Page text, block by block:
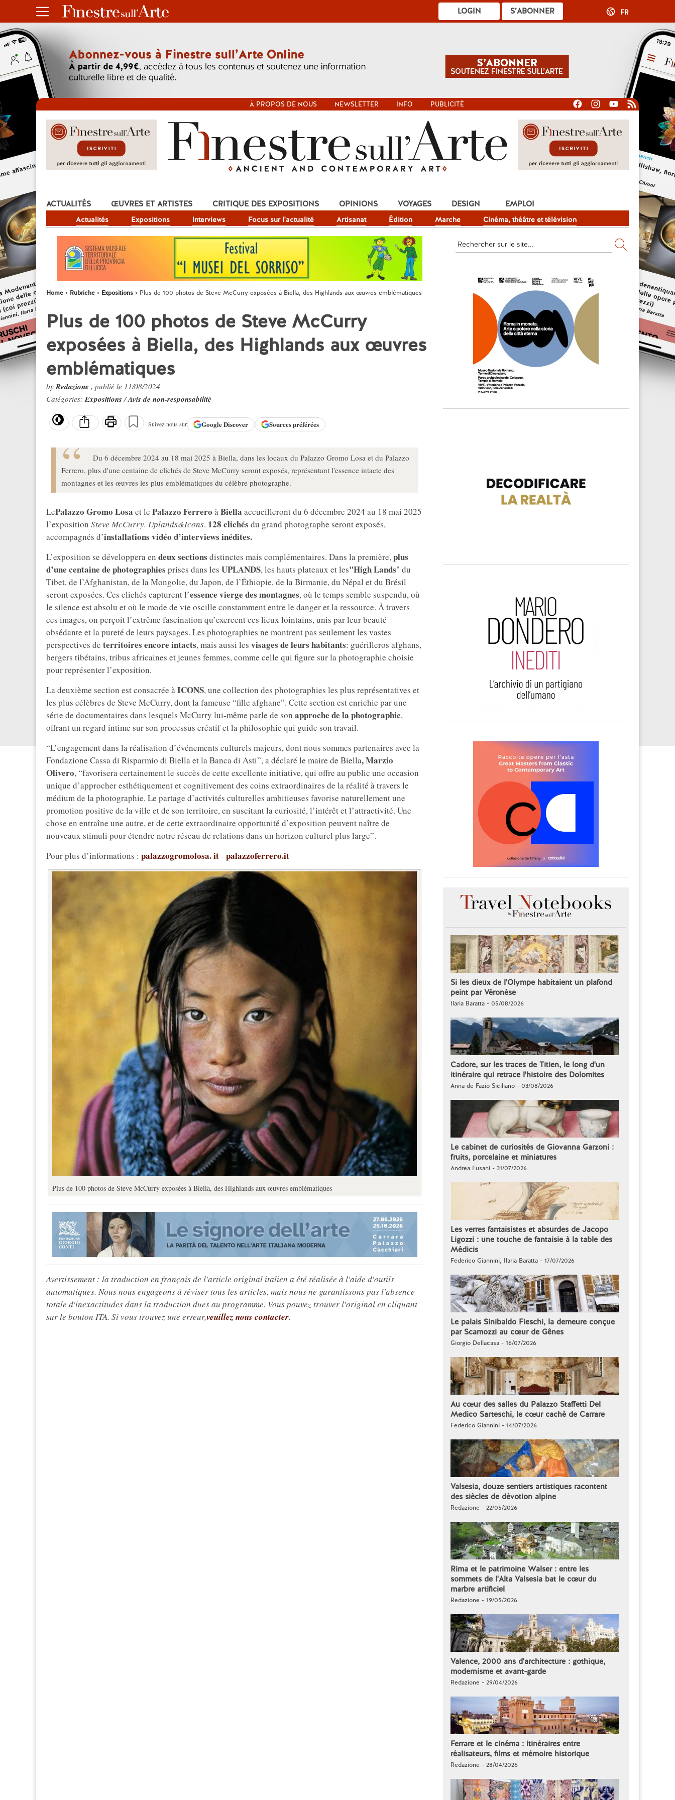
S’ABONNER
LOGIN FR
À PROPOS DE NOUS NEWSLETTER INFO PUBLICITÉ
ACTUALITÉS
Actualités Expositions Interviews Focus sur l'actualité Artisanat Édition Marche Cinéma, théâtre et télévision
ŒUVRES ET ARTISTES CRITIQUE DES EXPOSITIONS OPINIONS VOYAGES DESIGN EMPLOI
Home Rubriche Expositions Plus de 100 photos de Steve McCurry exposées à Biella, des Highlands aux œuvres emblématiques
Plus de 100 photos de Steve McCurry
exposées à Biella, des Highlands aux œuvres
emblématiques
byRedazione , publié le 11/08/2024
Catégories:Expositions/Avis de non-responsabilité
Suivez-nous sur GoogleDiscover Sources préférées
Du 6 décembre 2024 au 18 mai 2025 à Biella, dans les locaux du Palazzo Gromo Losa et du Palazzo
Ferrero, plus d'une centaine de clichés de Steve McCurry seront exposés, représentant l'essence intacte des
montagnes et les œuvres les plus emblématiques du célèbre photographe.
LePalazzo Gromo Losa et le Palazzo Ferrero àBiella accueilleront du 6 décembre 2024 au 18 mai 2025
l’exposition Steve McCurry. Uplands&Icons. 128 clichés du grand photographe seront exposés,
accompagnés d’installations vidéo d’interviews inédites.
L’exposition se développera en deux sections distinctes mais complémentaires. Dans la première,plus
d’une centaine de photographies prises dans les UPLANDS, les hauts plateaux et les"High Lands" du
Tibet, de l’Afghanistan, de la Mongolie, du Japon, de l’Éthiopie, de la Birmanie, du Népal et du Brésil
seront exposées. Ces clichés capturent l’essence vierge des montagnes, où le temps semble suspendu, où
le silence est absolu et où le mode de vie oscille constamment entre le danger et la ressource. À travers
ces images, on perçoit l’extrême fascination qu’exercent ces lieux lointains, unis par leur beauté
obsédante et la pureté de leurs paysages. Les photographies ne montrent pas seulement les vastes
perspectives de territoires encore intacts, mais aussi les visages de leurs habitants: guérilleros afghans,
bergers tibétains, tribus africaines et jeunes femmes, comme celle qui figure sur la photographie choisie
pour représenter l’exposition.
La deuxième section est consacrée àICONS, une collection des photographies les plus représentatives et
les plus célèbres de Steve McCurry, dont la fameuse “fille afghane”. Cette section est enrichie par une
série de documentaires dans lesquels McCurry lui-même parle de son approche de la photographie,
offrant un regard intime sur son processus créatif et la philosophie qui guide son travail.
“L’engagement dans la réalisation d’événements culturels majeurs, dont nous sommes partenaires avec la
Fondazione Cassa di Risparmio di Biella et la Banca di Asti”, a déclaré le maire de Biella, Marzio
Olivero, “favorisera certainement le succès de cette excellente initiative, qui offre au public une occasion
unique d’approcher esthétiquement et cognitivement des coins extraordinaires de la réalité à travers le
médium de la photographie. Le partage d’activités culturelles ambitieuses favorise naturellement une
promotion positive de la ville et de son territoire, en suscitant la curiosité, l’intérêt et l’attractivité. Une
chose en entraîne une autre, et de cette extraordinaire opportunité d’exposition peuvent naître de
nouveaux stimuli pour étendre notre réseau de relations dans un horizon culturel plus large”.
Pour plus d’informations : palazzogromolosa.it- palazzoferrero.it
Plus de 100 photos de Steve McCurry exposées à Biella, des Highlands aux œuvres emblématiques
Avertissement : la traduction en français de l'article original italien a été réalisée à l'aide d'outils
automatiques. Nous nous engageons à réviser tous les articles, mais nous ne garantissons pas l'absence
totale d'inexactitudes dans la traduction dues au programme. Vous pouvez trouver l'original en cliquant
sur le bouton ITA. Si vous trouvez une erreur,veuillez nous contacter.
Si les dieux de l'Olympe habitaient un plafond
peint par Véronèse
Ilaria Baratta - 05/08/2026
Cadore, sur les traces de Titien, le long d'un
itinéraire qui retrace l'histoire des Dolomites
Anna de Fazio Siciliano - 03/08/2026
Le cabinet de curiosités de Giovanna Garzoni :
fruits, porcelaine et miniatures
Andrea Fusani - 31/07/2026
Les verres fantaisistes et absurdes de Jacopo
Ligozzi : une touche de fantaisie à la table des
Médicis
Federico Giannini, Ilaria Baratta - 17/07/2026
Le palais Sinibaldo Fieschi, la demeure conçue
par Scamozzi au cœur de Gênes
Giorgio Dellacasa - 16/07/2026
Au cœur des salles du Palazzo Staffetti Del
Medico Sarteschi, le cœur caché de Carrare
Federico Giannini - 14/07/2026
Valsesia, douze sentiers artistiques racontent
des siècles de dévotion alpine
Redazione - 22/05/2026
Rima et le patrimoine Walser : entre les
sommets de l'Alta Valsesia bat le cœur du
marbre artificiel
Redazione - 19/05/2026
Valence, 2000 ans d'architecture : gothique,
modernisme et avant-garde
Redazione - 29/04/2026
Ferrare et le cinéma : itinéraires entre
réalisateurs, films et mémoire historique
Redazione - 28/04/2026